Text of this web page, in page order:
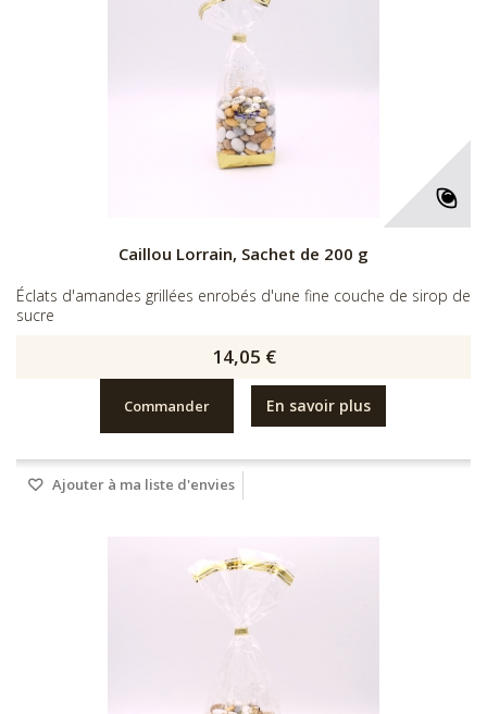
Caillou Lorrain, Sachet de 200 g
Éclats d'amandes grillées enrobés d'une fine couche de sirop de
sucre
14,05 €
Commander En savoir plus
Ajouter à ma liste d'envies